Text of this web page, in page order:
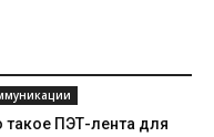
такое ПЭТ-лента для